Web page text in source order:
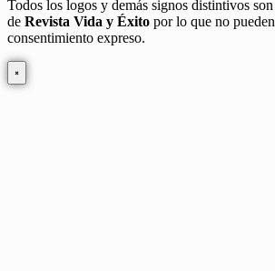
Todos los logos y demás signos distintivos
de Revista Vida y Éxito por lo que no
consentimiento expreso.
×